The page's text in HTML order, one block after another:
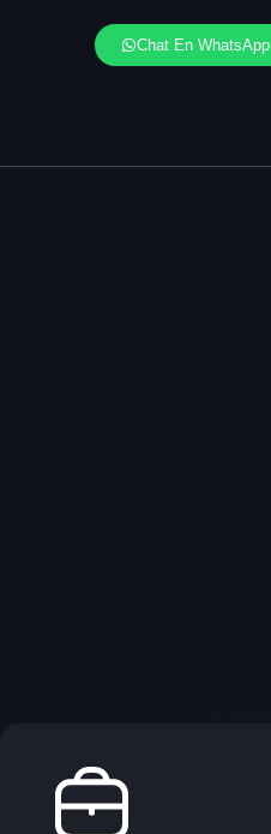
Chat En WhatsApp